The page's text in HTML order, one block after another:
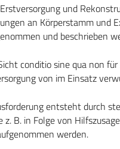
und
an Körperstamm und
und beschrieben
conditio sine qua non
von im Einsatz
entsteht durch
B. in Folge von
werden.